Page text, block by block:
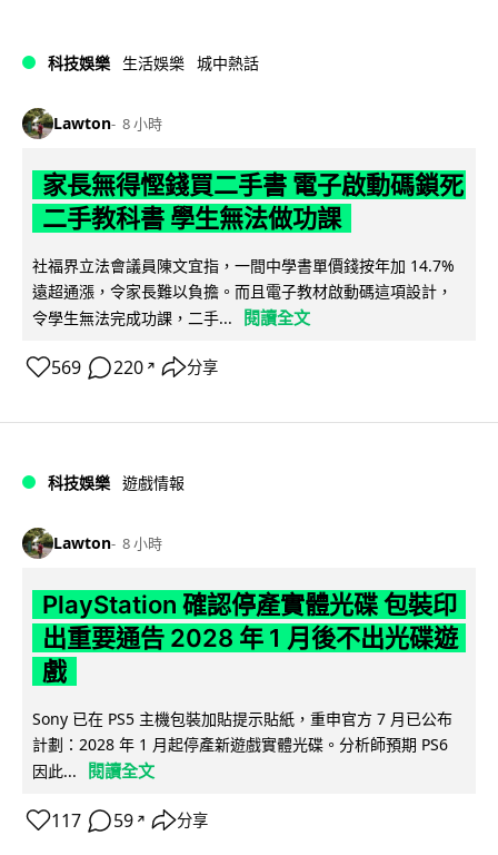
科技娛樂 生活娛樂 城中熱話
Lawton 8 小時
家長無得慳錢買二手書 電子啟動碼鎖死
二手教科書 學生無法做功課
社福界立法會議員陳文宜指，一間中學書單價錢按年加 14.7%
遠超通漲，令家長難以負擔。而且電子教材啟動碼這項設計，
令學生無法完成功課，二手...
閱讀全文
569 220 ↗ 分享
科技娛樂 遊戲情報
Lawton 8 小時
PlayStation 確認停產實體光碟 包裝印
出重要通告 2028 年 1 月後不出光碟遊
戲
Sony 已在 PS5 主機包裝加貼提示貼紙，重申官方 7 月已公布
計劃：2028 年 1 月起停產新遊戲實體光碟。分析師預期 PS6
因此...
閱讀全文
117 59 ↗ 分享